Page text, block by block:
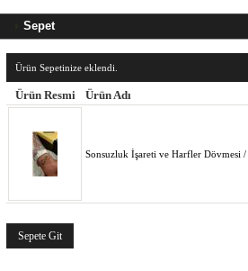
Sepet
Ürün Sepetinize eklendi.
Ürün Resmi Ürün Adı
Sonsuzluk İşareti ve Harfler Dövmesi
Sepete Git